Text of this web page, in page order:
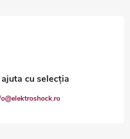
@elektroshock.ro